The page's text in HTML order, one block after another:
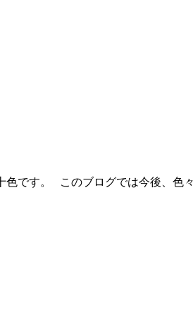
です。 このブログでは今後、色